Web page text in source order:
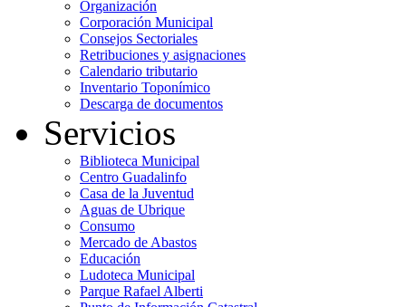
Organización
Corporación Municipal
Consejos Sectoriales
Retribuciones y asignaciones
Calendario tributario
Inventario Toponímico
Descarga de documentos
Servicios
Biblioteca Municipal
Centro Guadalinfo
Casa de la Juventud
Aguas de Ubrique
Consumo
Mercado de Abastos
Educación
Ludoteca Municipal
Parque Rafael Alberti